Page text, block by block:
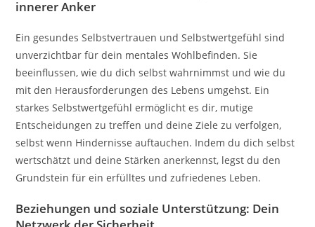
innerer Anker
Ein gesundes Selbstvertrauen und Selbstwertgefühl sind
unverzichtbar für dein mentales Wohlbefinden. Sie
beeinflussen, wie du dich selbst wahrnimmst und wie du
mit den Herausforderungen des Lebens umgehst. Ein
starkes Selbstwertgefühl ermöglicht es dir, mutige
Entscheidungen zu treffen und deine Ziele zu verfolgen,
selbst wenn Hindernisse auftauchen. Indem du dich selbst
wertschätzt und deine Stärken anerkennst, legst du den
Grundstein für ein erfülltes und zufriedenes Leben.
Beziehungen und soziale Unterstützung: Dein